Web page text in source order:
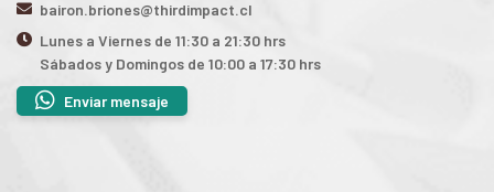
bairon.briones@thirdimpact.cl
Lunes a Viernes de 11:30 a 21:30 hrs
Sábados y Domingos de 10:00 a 17:30 hrs
Enviar mensaje